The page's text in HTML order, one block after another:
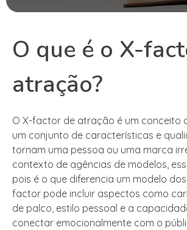
O que é o X-
atração?
O X-factor de atração é um conceito
um conjunto de características e
tornam uma pessoa ou uma marca
contexto de agências de modelos,
pois é o que diferencia um modelo
factor pode incluir aspectos como
de palco, estilo pessoal e a
conectar emocionalmente com o